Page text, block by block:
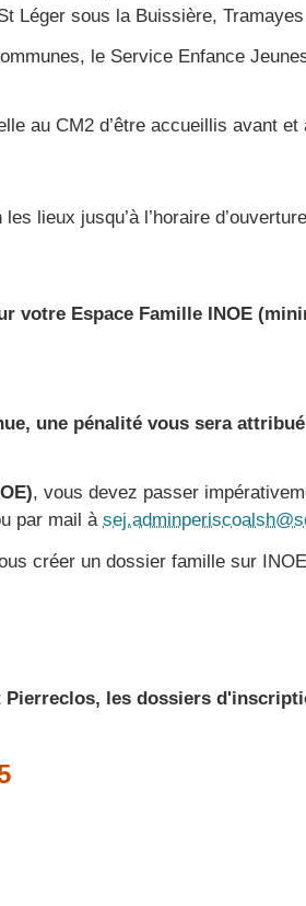
Léger sous la Buissière,
le Service Enfance
au CM2 d’être accueillis avant et
lieux jusqu’à l’horaire
votre Espace Famille INOE
une pénalité vous sera
, vous devez passer
par mail à
créer un dossier famille sur
les dossiers